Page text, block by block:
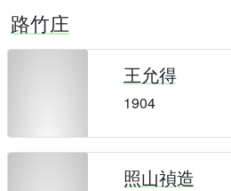
路竹庄
王允得
1904
照山禎造